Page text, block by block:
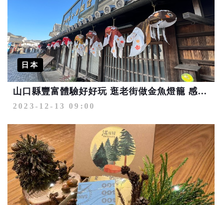
日本
山口縣豐富體驗好好玩 逛老街做金魚燈籠 感受在地特色
2023-12-13 09:00